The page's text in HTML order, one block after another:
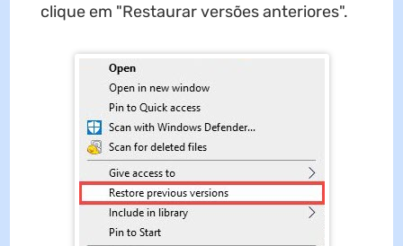
clique em "Restaurar versões anteriores".